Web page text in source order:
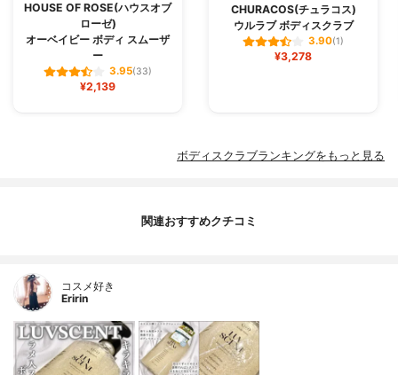
HOUSE OF ROSE(ハウスオブ
ローゼ)
オーベイビー ボディ スムーザ
ー
3.95(33)
¥2,139
CHURACOS(チュラコス)
ウルラブ ボディスクラブ
3.90(1)
¥3,278
ボディスクラブランキングをもっと見る
関連おすすめクチコミ
コスメ好き
Eririn